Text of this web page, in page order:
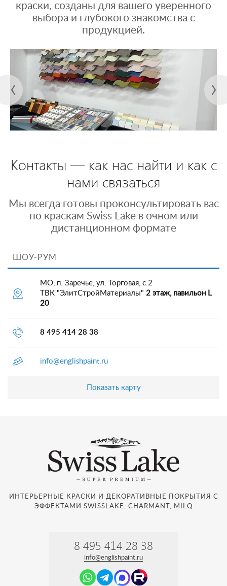
краски, созданы для вашего уверенного
выбора и глубокого знакомства с
продукцией.
Контакты — как нас найти и как с
нами связаться
Мы всегда готовы проконсультировать вас
по краскам Swiss Lake в очном или
дистанционном формате
ШОУ-РУМ
МО, п. Заречье, ул. Торговая, с.2
ТВК "ЭлитСтройМатериалы" 2 этаж, павильон L
20
8 495 414 28 38
info@englishpaint.ru
Показать карту
ИНТЕРЬЕРНЫЕ КРАСКИ И ДЕКОРАТИВНЫЕ ПОКРЫТИЯ С
ЭФФЕКТАМИ SWISSLAKE, CHARMANT, MILQ
8 495 414 28 38
info@englishpaint.ru